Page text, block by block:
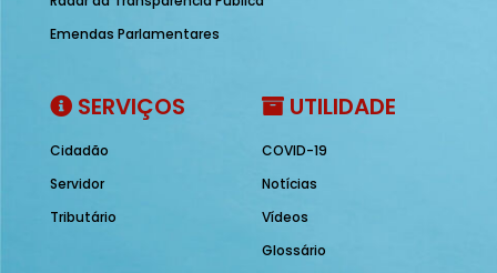
Emendas Parlamentares
SERVIÇOS
Cidadão
Servidor
Tributário
UTILIDADE
COVID-19
Notícias
Vídeos
Glossário